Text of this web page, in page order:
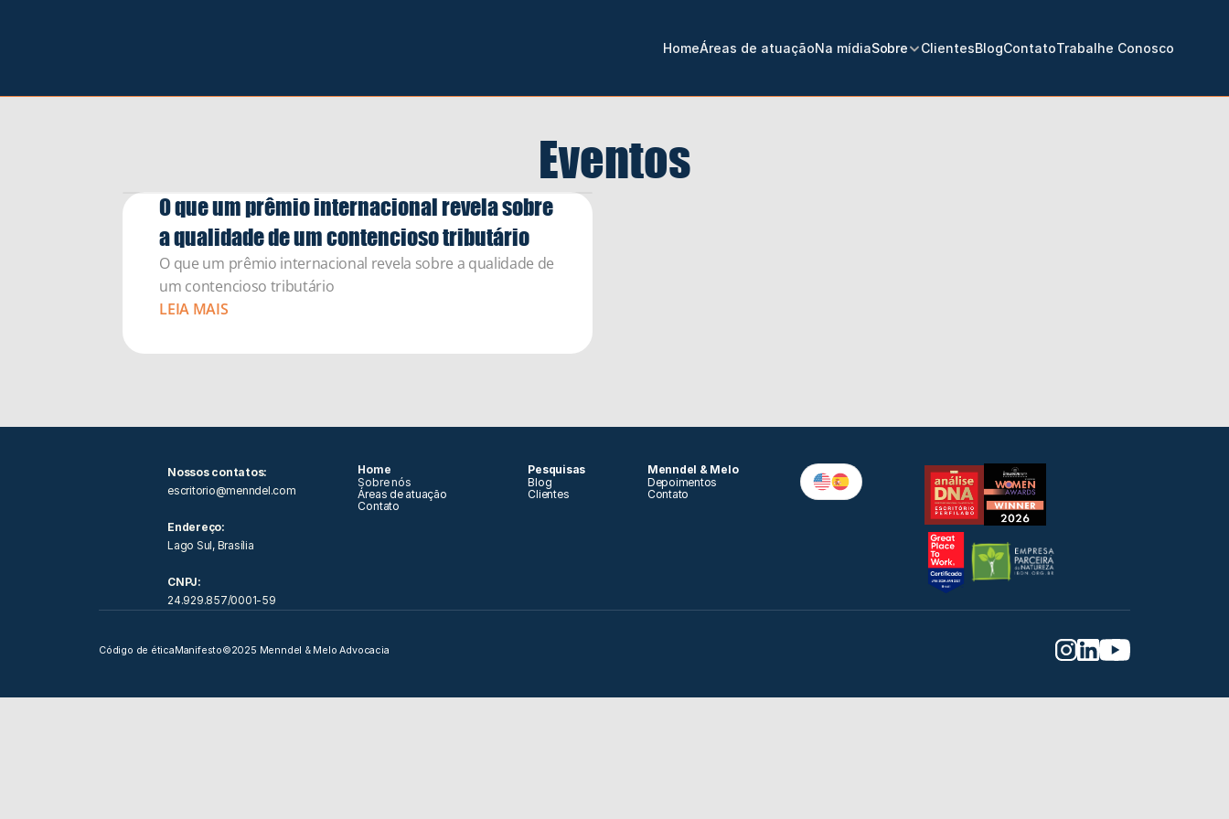
HomeÁreas de atuaçãoNa mídia ClientesBlogContato
Sobre Trabalhe Conosco
Eventos
O que um prêmio internacional revela sobre
a qualidade de um contencioso tributário
O que um prêmio internacional revela sobre a qualidade de
um contencioso tributário
LEIA MAIS
Nossos contatos:
escritorio@menndel.com
Endereço:
Lago Sul, Brasília
CNPJ:
24.929.857/0001-59
Home
Sobre nós
Áreas de atuação
Contato
Pesquisas
Blog
Clientes
Menndel & Melo
Depoimentos
Contato
Código de éticaManifesto©2025 Menndel & Melo Advocacia